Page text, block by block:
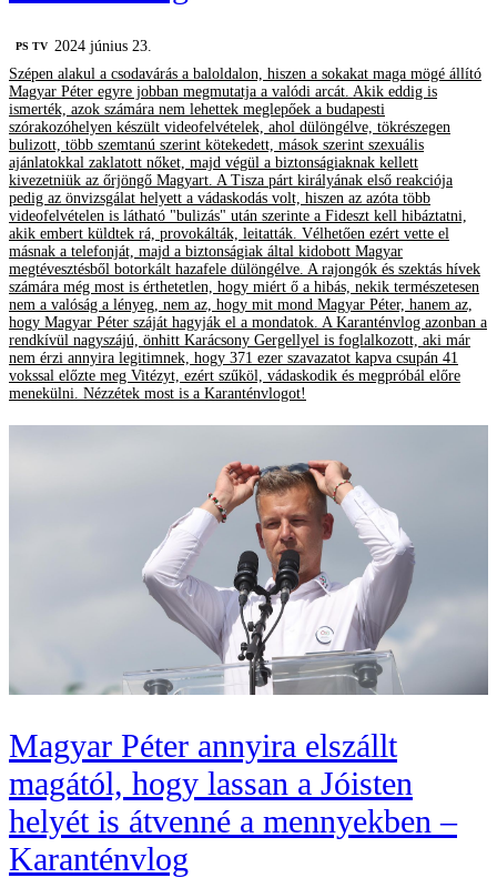
PS TV
2024 június 23.
Szépen alakul a csodavárás a baloldalon, hiszen a sokakat maga mögé állító
Magyar Péter egyre jobban megmutatja a valódi arcát. Akik eddig is
ismerték, azok számára nem lehettek meglepőek a budapesti
szórakozóhelyen készült videofelvételek, ahol dülöngélve, tökrészegen
bulizott, több szemtanú szerint kötekedett, mások szerint szexuális
ajánlatokkal zaklatott nőket, majd végül a biztonságiaknak kellett
kivezetniük az őrjöngő Magyart. A Tisza párt királyának első reakciója
pedig az önvizsgálat helyett a vádaskodás volt, hiszen az azóta több
videofelvételen is látható "bulizás" után szerinte a Fideszt kell hibáztatni,
akik embert küldtek rá, provokálták, leitatták. Vélhetően ezért vette el
másnak a telefonját, majd a biztonságiak által kidobott Magyar
megtévesztésből botorkált hazafele dülöngélve. A rajongók és szektás hívek
számára még most is érthetetlen, hogy miért ő a hibás, nekik természetesen
nem a valóság a lényeg, nem az, hogy mit mond Magyar Péter, hanem az,
hogy Magyar Péter száját hagyják el a mondatok. A Karanténvlog azonban a
rendkívül nagyszájú, önhitt Karácsony Gergellyel is foglalkozott, aki már
nem érzi annyira legitimnek, hogy 371 ezer szavazatot kapva csupán 41
vokssal előzte meg Vitézyt, ezért szűköl, vádaskodik és megpróbál előre
menekülni. Nézzétek most is a Karanténvlogot!
Magyar Péter annyira elszállt
magától, hogy lassan a Jóisten
helyét is átvenné a mennyekben –
Karanténvlog